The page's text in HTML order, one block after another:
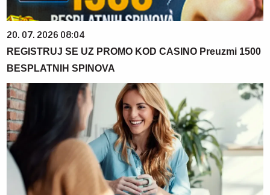
20. 07. 2026 08:04
REGISTRUJ SE UZ PROMO KOD CASINO Preuzmi 1500
BESPLATNIH SPINOVA